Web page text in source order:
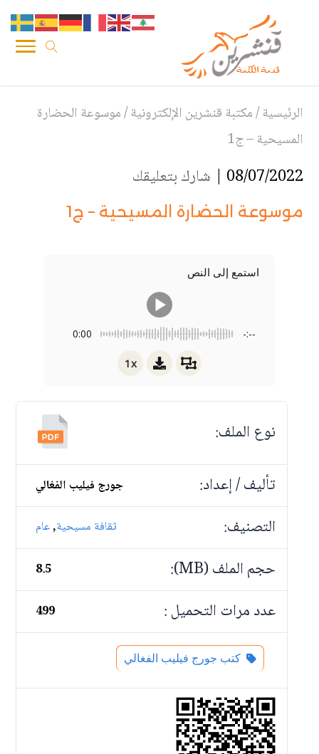
الرئيسية/مكتبة قنشرين الإلكترونية/موسوعة الحضارة
المسيحية – ج1
08/07/2022 | شارك بتعليقك
موسوعة الحضارة المسيحية – ج1
استمع إلى النص
0:00 -:--
1x
نوع الملف:
تأليف / إعداد:
جورج فيليب الفغالي
التصنيف: ثقافة مسيحية,عام
حجم الملف (MB): 8.5
عدد مرات التحميل : 499
كتب جورج فيليب الفغالي